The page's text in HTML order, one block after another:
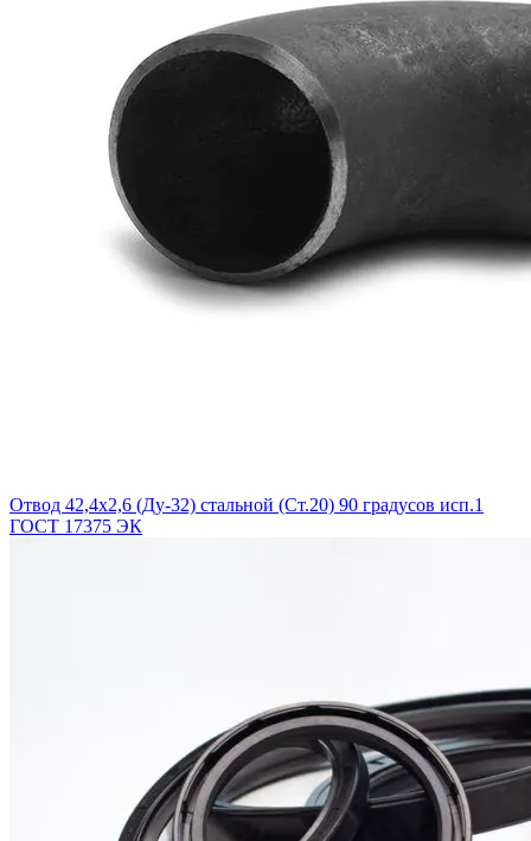
Отвод 42,4х2,6 (Ду-32) стальной (Ст.20) 90 градусов исп.1
ГОСТ 17375 ЭК